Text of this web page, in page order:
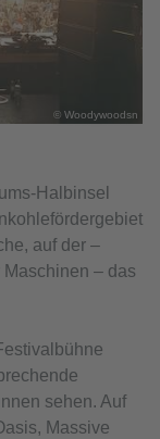
© Woodywoodsn
Halbinsel
auf der –
– das
sehen. Auf
Massive